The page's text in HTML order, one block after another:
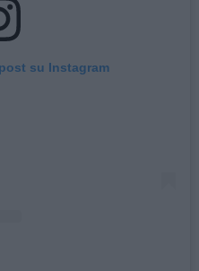
su Instagram